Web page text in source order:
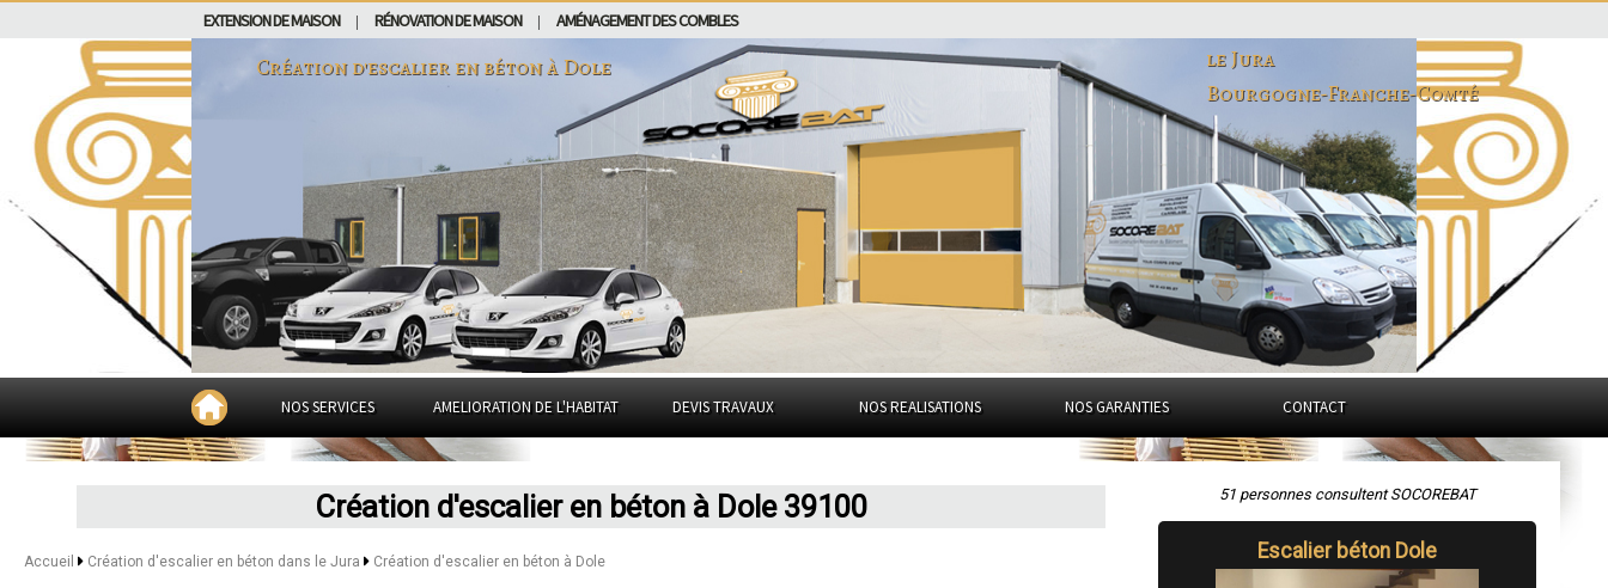
EXTENSION DE MAISON RÉNOVATION DE MAISON AMÉNAGEMENT DES COMBLES
Création d'escalier en béton àDole
le Jura
Bourgogne-Franche-Comté
NOS SERVICES AMELIORATION DE L'HABITAT DEVIS TRAVAUX NOS REALISATIONS NOS GARANTIES CONTACT
Création d'escalier en béton à Dole 39100
Accueil Création d'escalier en béton dans le Jura Création d'escalier en béton à Dole
51 personnes consultent SOCOREBAT
Escalier béton Dole